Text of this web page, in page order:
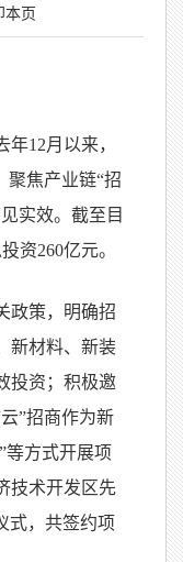
本页
12月以来，
聚焦产业链“招
实效。截至目
资260亿元。
政策，明确招
新材料、新装
投资；积极邀
”招商作为新
等方式开展项
技术开发区先
式，共签约项